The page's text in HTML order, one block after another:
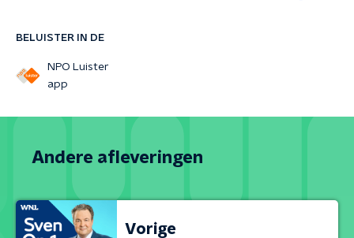
BELUISTER IN DE
NPO Luister
app
Andere afleveringen
Vorige